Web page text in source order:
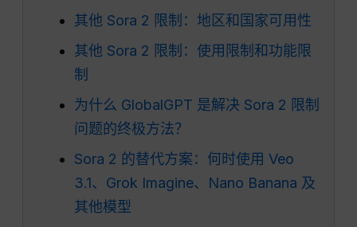
其他 Sora 2 限制：地区和国家可用性
其他 Sora 2 限制：使用限制和功能限
制
为什么 GlobalGPT 是解决 Sora 2 限制
问题的终极方法？
Sora 2 的替代方案：何时使用 Veo
3.1、Grok Imagine、Nano Banana 及
其他模型